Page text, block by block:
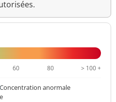
60 80 > 100 +
Concentration anormale